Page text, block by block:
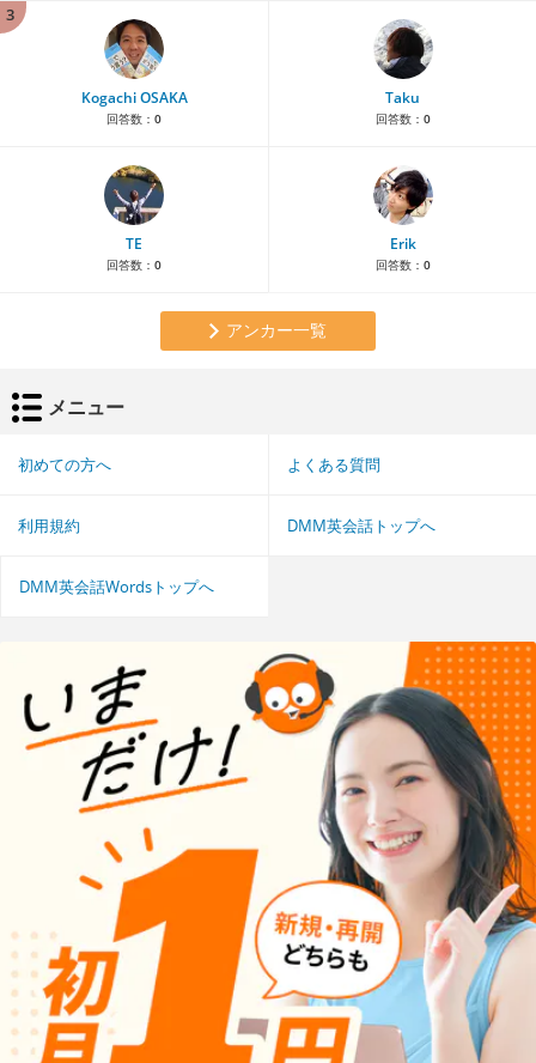
3
Kogachi OSAKA
回答数： 0
Taku
回答数： 0
TE
回答数： 0
Erik
回答数： 0
アンカー一覧
メニュー
初めての方へ よくある質問
利用規約 DMM英会話トップへ
DMM英会話Wordsトップへ